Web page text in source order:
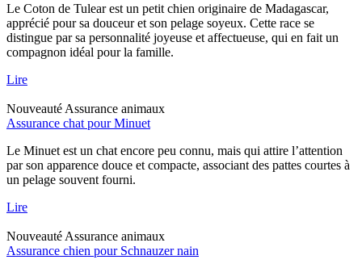
Le Coton de Tulear est un petit chien originaire de Madagascar,
apprécié pour sa douceur et son pelage soyeux. Cette race se
distingue par sa personnalité joyeuse et affectueuse, qui en fait un
compagnon idéal pour la famille.
Lire
Nouveauté Assurance animaux
Assurance chat pour Minuet
Le Minuet est un chat encore peu connu, mais qui attire l’attention
par son apparence douce et compacte, associant des pattes courtes à
un pelage souvent fourni.
Lire
Nouveauté Assurance animaux
Assurance chien pour Schnauzer nain